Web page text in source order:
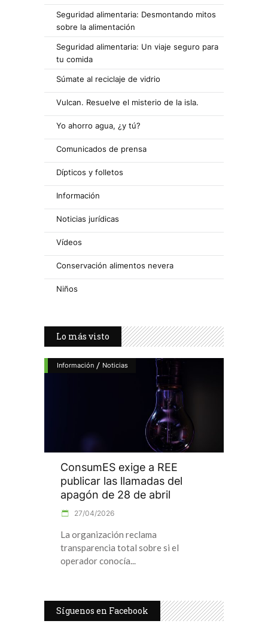
Seguridad alimentaria: Desmontando mitos
sobre la alimentación
Seguridad alimentaria: Un viaje seguro para
tu comida
Súmate al reciclaje de vidrio
Vulcan. Resuelve el misterio de la isla.
Yo ahorro agua, ¿y tú?
Comunicados de prensa
Dípticos y folletos
Información
Noticias jurídicas
Vídeos
Conservación alimentos nevera
Niños
Lo más visto
Información / Noticias
ConsumES exige a REE
publicar las llamadas del
apagón de 28 de abril
27/04/2026
La organización reclama
transparencia total sobre si el
operador conocía
Síguenos en Facebook